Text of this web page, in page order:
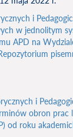
i
w jednolitym
APD na
i
obron prac
od roku